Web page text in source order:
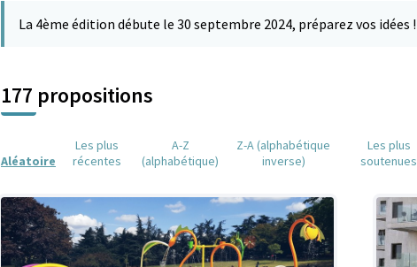
La 4ème édition débute le 30 septembre 2024, préparez vos idées !
177 propositions
Aléatoire
Les plus
récentes
A-Z
(alphabétique)
Z-A (alphabétique
inverse)
Les plus
soutenues